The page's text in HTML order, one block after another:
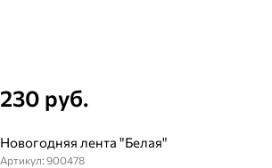
230 руб.
Новогодняя лента "Белая"
Артикул: 900478